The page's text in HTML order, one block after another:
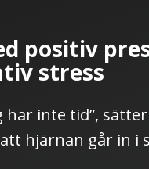
positiv
stress
har inte tid”,
hjärnan går in i